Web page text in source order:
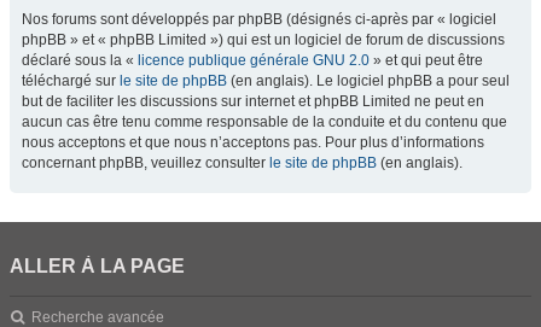
Nos forums sont développés par phpBB (désignés ci-après par « logiciel
phpBB » et « phpBB Limited ») qui est un logiciel de forum de discussions
déclaré sous la « licence publique générale GNU 2.0 » et qui peut être
téléchargé sur le site de phpBB (en anglais). Le logiciel phpBB a pour seul
but de faciliter les discussions sur internet et phpBB Limited ne peut en
aucun cas être tenu comme responsable de la conduite et du contenu que
nous acceptons et que nous n’acceptons pas. Pour plus d’informations
concernant phpBB, veuillez consulter le site de phpBB (en anglais).
ALLER À LA PAGE
Recherche avancée